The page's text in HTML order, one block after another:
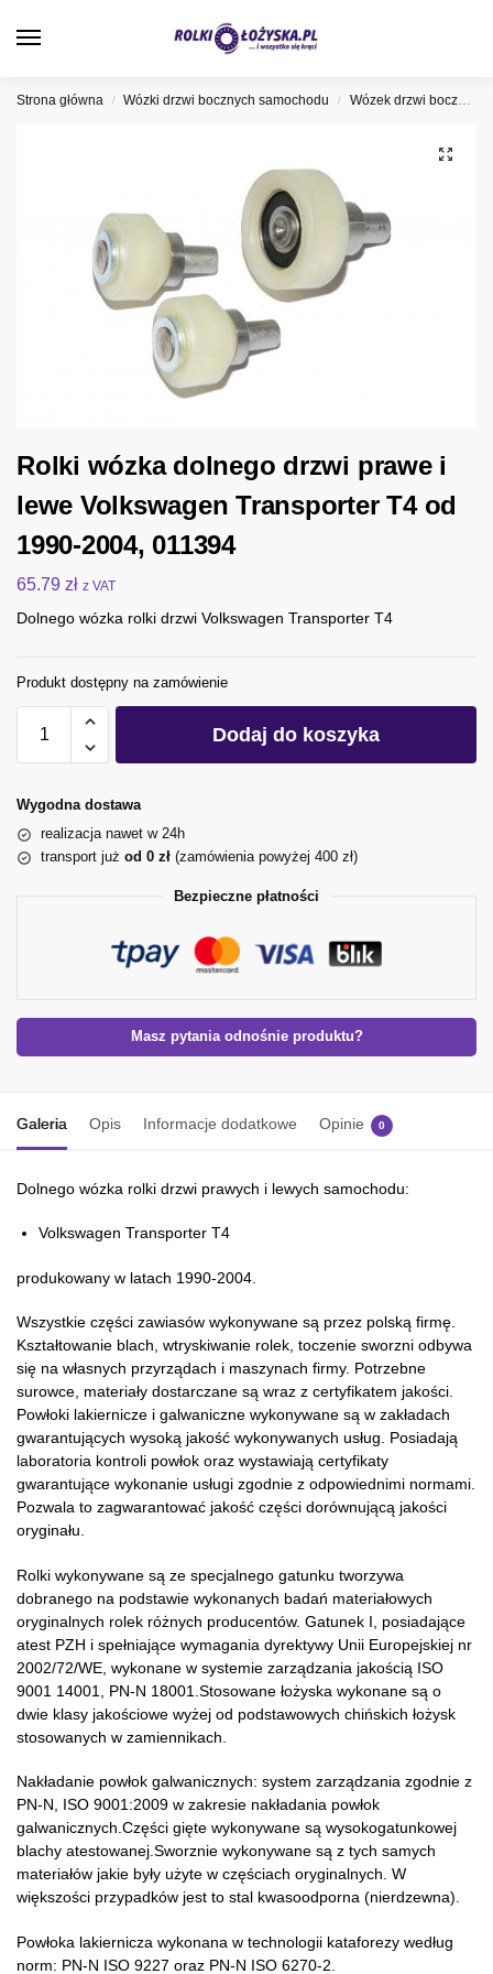
Strona główna / Wózki drzwi bocznych samochodu / Wózek drzwi bocznych Volkswagen
Rolki wózka dolnego drzwi prawe i
lewe Volkswagen Transporter T4 od
1990-2004, 011394
65.79 zł z VAT
Dolnego wózka rolki drzwi Volkswagen Transporter T4
Produkt dostępny na zamówienie
Dodaj do koszyka
Wygodna dostawa
realizacja nawet w 24h
transport już od 0 zł (zamówienia powyżej 400 zł)
Bezpieczne płatności
Masz pytania odnośnie produktu?
Galeria Opis Informacje dodatkowe Opinie 0
Dolnego wózka rolki drzwi prawych i lewych samochodu:
Volkswagen Transporter T4
produkowany w latach 1990-2004.
Wszystkie części zawiasów wykonywane są przez polską firmę.
Kształtowanie blach, wtryskiwanie rolek, toczenie sworzni odbywa
się na własnych przyrządach i maszynach firmy. Potrzebne
surowce, materiały dostarczane są wraz z certyfikatem jakości.
Powłoki lakiernicze i galwaniczne wykonywane są w zakładach
gwarantujących wysoką jakość wykonywanych usług. Posiadają
laboratoria kontroli powłok oraz wystawiają certyfikaty
gwarantujące wykonanie usługi zgodnie z odpowiednimi normami.
Pozwala to zagwarantować jakość części dorównującą jakości
oryginału.
Rolki wykonywane są ze specjalnego gatunku tworzywa
dobranego na podstawie wykonanych badań materiałowych
oryginalnych rolek różnych producentów. Gatunek I, posiadające
atest PZH i spełniające wymagania dyrektywy Unii Europejskiej nr
2002/72/WE, wykonane w systemie zarządzania jakością ISO
9001 14001, PN-N 18001.Stosowane łożyska wykonane są o
dwie klasy jakościowe wyżej od podstawowych chińskich łożysk
stosowanych w zamiennikach.
Nakładanie powłok galwanicznych: system zarządzania zgodnie z
PN-N, ISO 9001:2009 w zakresie nakładania powłok
galwanicznych.Części gięte wykonywane są wysokogatunkowej
blachy atestowanej.Sworznie wykonywane są z tych samych
materiałów jakie były użyte w częściach oryginalnych. W
większości przypadków jest to stal kwasoodporna (nierdzewna).
Powłoka lakiernicza wykonana w technologii kataforezy według
norm: PN-N ISO 9227 oraz PN-N ISO 6270-2.